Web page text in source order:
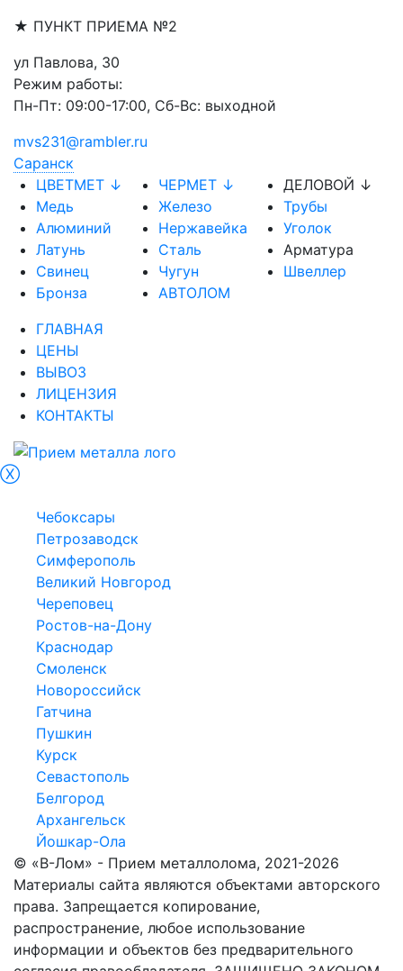
★ ПУНКТ ПРИЕМА №2
ул Павлова, 30
Режим работы:
Пн-Пт: 09:00-17:00, Сб-Вс: выходной
mvs231@rambler.ru
Саранск
ЦВЕТМЕТ ↓
Медь
Алюминий
Латунь
Свинец
Бронза
ЧЕРМЕТ ↓
Железо
Нержавейка
Сталь
Чугун
АВТОЛОМ
ДЕЛОВОЙ ↓
Трубы
Уголок
Арматура
Швеллер
ГЛАВНАЯ
ЦЕНЫ
ВЫВОЗ
ЛИЦЕНЗИЯ
КОНТАКТЫ
Ⓧ
Чебоксары
Петрозаводск
Симферополь
Великий Новгород
Череповец
Ростов-на-Дону
Краснодар
Смоленск
Новороссийск
Гатчина
Пушкин
Курск
Севастополь
Белгород
Архангельск
Йошкар-Ола
© «В-Лом» - Прием металлолома, 2021-2026
Материалы сайта являются объектами авторского
права. Запрещается копирование,
распространение, любое использование
информации и объектов без предварительного